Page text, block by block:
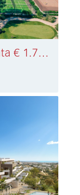
Appartement La Quinta € 1.780.000,-